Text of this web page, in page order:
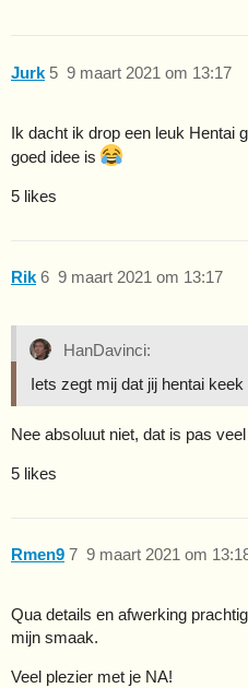
Jurk 9 maart 2021 om 13:17
5
Ik dacht ik drop een leuk Hentai
goed idee is
5 likes
Rik 9 maart 2021 om 13:17
6
HanDavinci:
Iets zegt mij dat jij hentai keek
Nee absoluut niet, dat is pas
5 likes
Rmen9 9 maart 2021 om
7
Qua details en afwerking
mijn smaak.
Veel plezier met je NA!